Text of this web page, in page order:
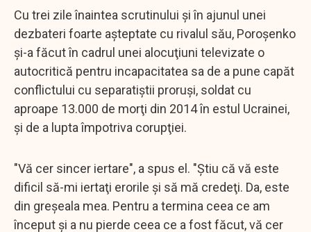
Cu trei zile înaintea scrutinului şi în ajunul unei
dezbateri foarte aşteptate cu rivalul său, Poroşenko
şi-a făcut în cadrul unei alocuţiuni televizate o
autocritică pentru incapacitatea sa de a pune capăt
conflictului cu separatiştii proruşi, soldat cu
aproape 13.000 de morţi din 2014 în estul Ucrainei,
şi de a lupta împotriva corupţiei.
"Vă cer sincer iertare", a spus el. "Ştiu că vă este
dificil să-mi iertaţi erorile şi să mă credeţi. Da, este
din greşeala mea. Pentru a termina ceea ce am
început şi a nu pierde ceea ce a fost făcut, vă cer